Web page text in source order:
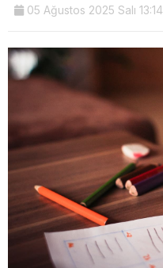
05 Ağustos 2025 Salı 13:14